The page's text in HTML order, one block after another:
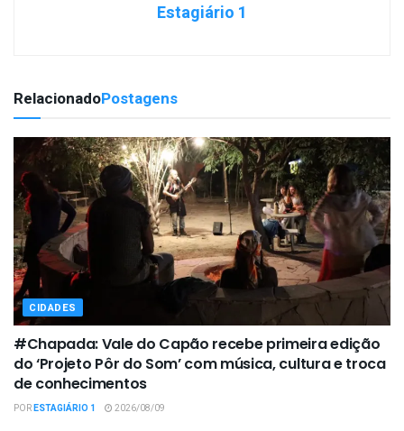
Estagiário 1
RelacionadoPostagens
CIDADES
#Chapada: Vale do Capão recebe primeira edição
do ‘Projeto Pôr do Som’ com música, cultura e troca
de conhecimentos
PORESTAGIÁRIO 1 2026/08/09